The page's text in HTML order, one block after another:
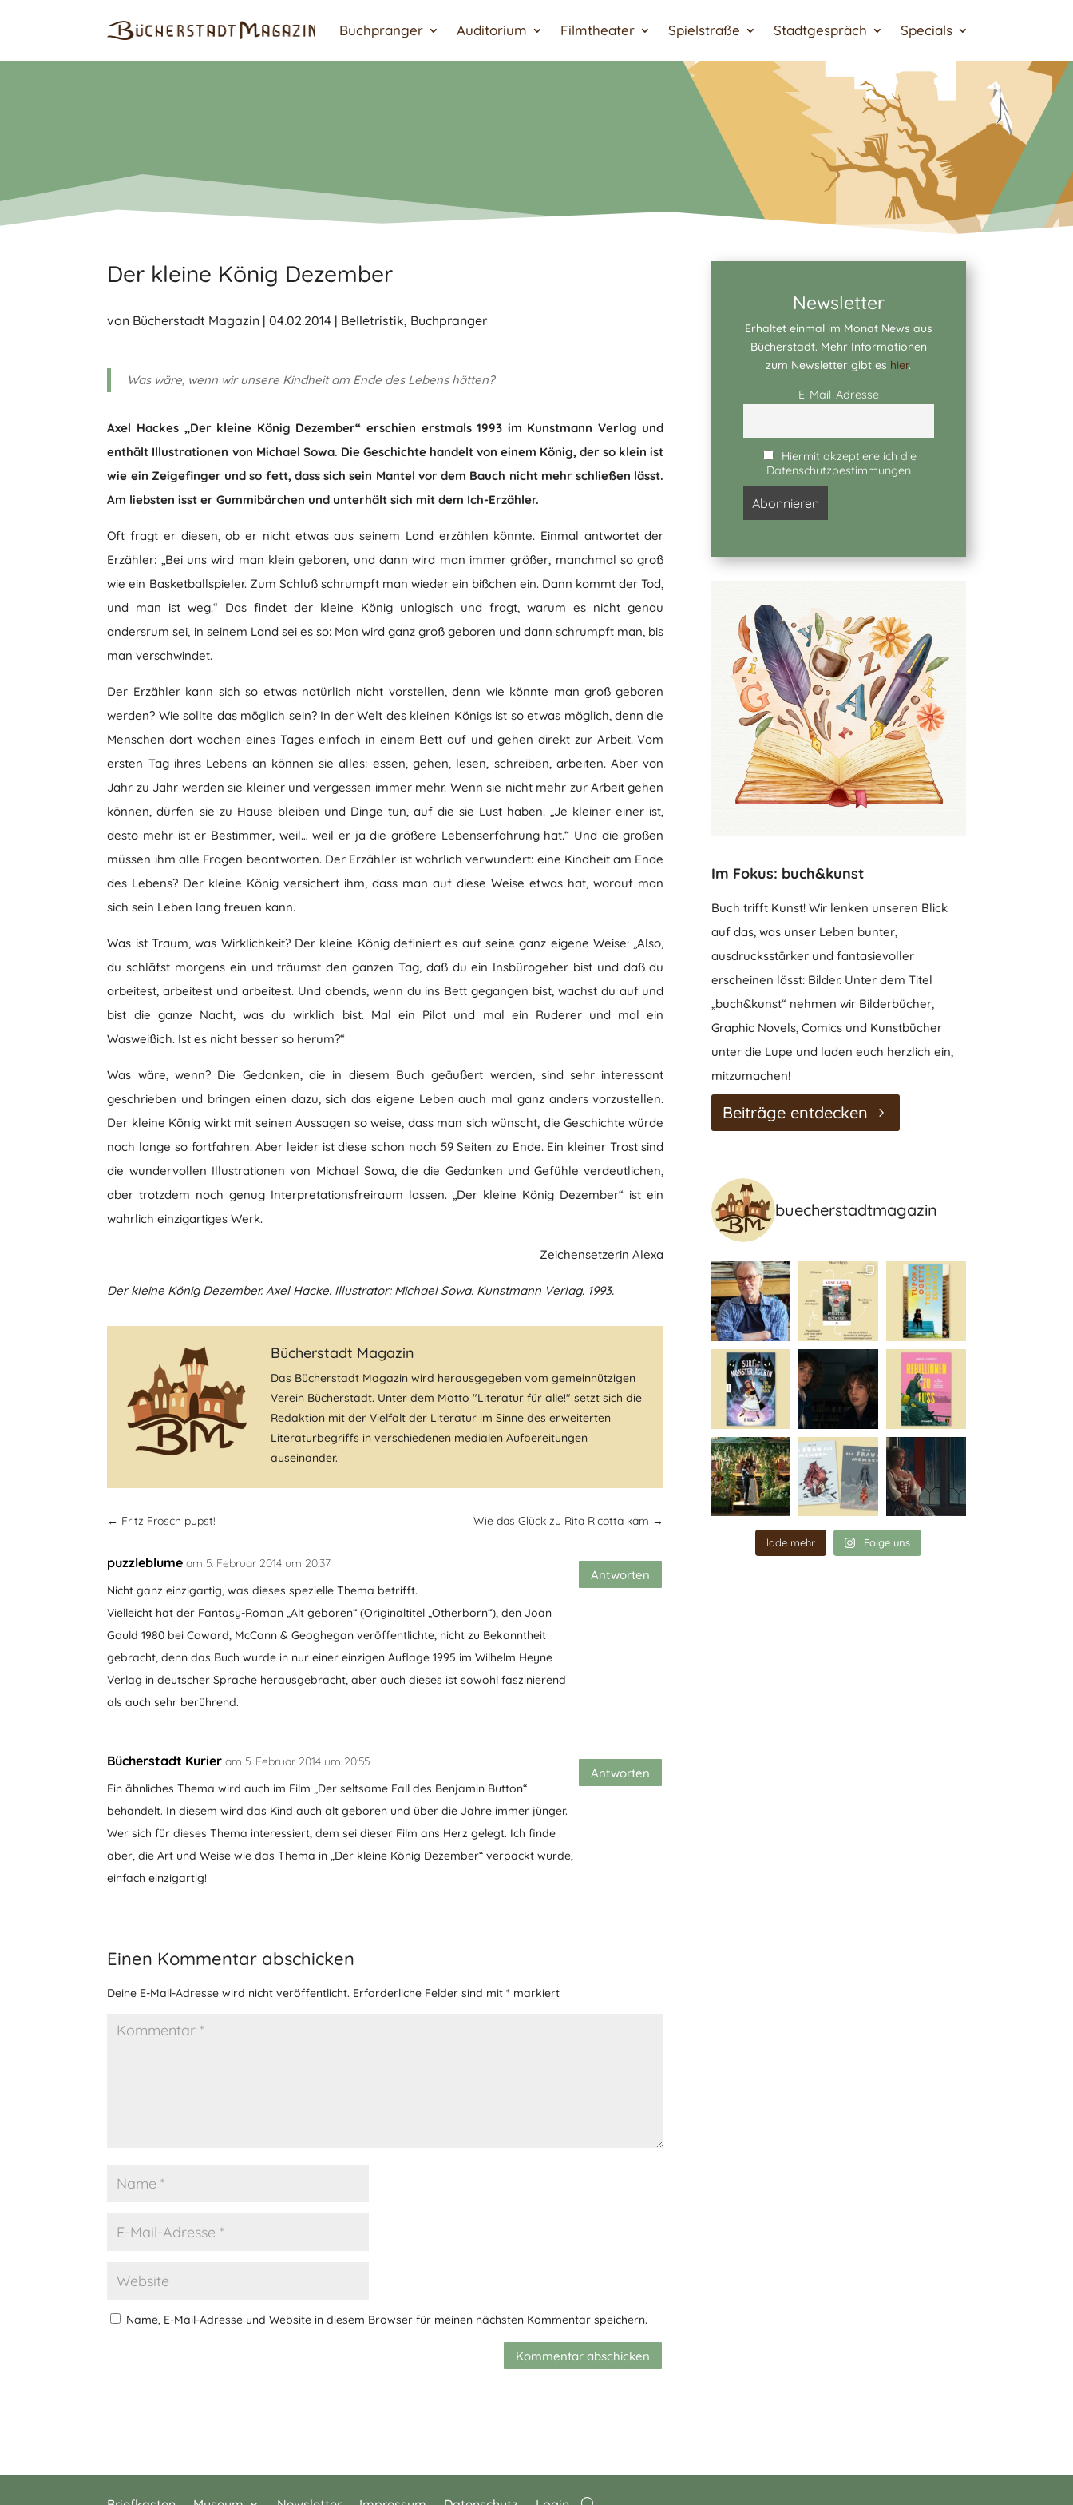
Buchpranger Auditorium Filmtheater Spielstraße Stadtgespräch Specials
Der kleine König Dezember
von Bücherstadt Magazin |04.02.2014 | Belletristik, Buchpranger
Was wäre, wenn wir unsere Kindheit am Ende des Lebens hätten?
Axel Hackes „Der kleine König Dezember“ erschien erstmals 1993 im Kunstmann Verlag und
enthält Illustrationen von Michael Sowa. Die Geschichte handelt von einem König, der so klein ist
wie ein Zeigefinger und so fett, dass sich sein Mantel vor dem Bauch nicht mehr schließen lässt.
Am liebsten isst er Gummibärchen und unterhält sich mit dem Ich-Erzähler.
Oft fragt er diesen, ob er nicht etwas aus seinem Land erzählen könnte. Einmal antwortet der
Erzähler: „Bei uns wird man klein geboren, und dann wird man immer größer, manchmal so groß
wie ein Basketballspieler. Zum Schluß schrumpft man wieder ein bißchen ein. Dann kommt der Tod,
und man ist weg.“ Das findet der kleine König unlogisch und fragt, warum es nicht genau
andersrum sei, in seinem Land sei es so: Man wird ganz groß geboren und dann schrumpft man, bis
man verschwindet.
Der Erzähler kann sich so etwas natürlich nicht vorstellen, denn wie könnte man groß geboren
werden? Wie sollte das möglich sein? In der Welt des kleinen Königs ist so etwas möglich, denn die
Menschen dort wachen eines Tages einfach in einem Bett auf und gehen direkt zur Arbeit. Vom
ersten Tag ihres Lebens an können sie alles: essen, gehen, lesen, schreiben, arbeiten. Aber von
Jahr zu Jahr werden sie kleiner und vergessen immer mehr. Wenn sie nicht mehr zur Arbeit gehen
können, dürfen sie zu Hause bleiben und Dinge tun, auf die sie Lust haben. „Je kleiner einer ist,
desto mehr ist er Bestimmer, weil… weil er ja die größere Lebenserfahrung hat.“ Und die großen
müssen ihm alle Fragen beantworten. Der Erzähler ist wahrlich verwundert: eine Kindheit am Ende
des Lebens? Der kleine König versichert ihm, dass man auf diese Weise etwas hat, worauf man
sich sein Leben lang freuen kann.
Was ist Traum, was Wirklichkeit? Der kleine König definiert es auf seine ganz eigene Weise: „Also,
du schläfst morgens ein und träumst den ganzen Tag, daß du ein Insbürogeher bist und daß du
arbeitest, arbeitest und arbeitest. Und abends, wenn du ins Bett gegangen bist, wachst du auf und
bist die ganze Nacht, was du wirklich bist. Mal ein Pilot und mal ein Ruderer und mal ein
Wasweißich. Ist es nicht besser so herum?“
Was wäre, wenn? Die Gedanken, die in diesem Buch geäußert werden, sind sehr interessant
geschrieben und bringen einen dazu, sich das eigene Leben auch mal ganz anders vorzustellen.
Der kleine König wirkt mit seinen Aussagen so weise, dass man sich wünscht, die Geschichte würde
noch lange so fortfahren. Aber leider ist diese schon nach 59 Seiten zu Ende. Ein kleiner Trost sind
die wundervollen Illustrationen von Michael Sowa, die die Gedanken und Gefühle verdeutlichen,
aber trotzdem noch genug Interpretationsfreiraum lassen. „Der kleine König Dezember“ ist ein
wahrlich einzigartiges Werk.
Zeichensetzerin Alexa
Der kleine König Dezember. Axel Hacke. Illustrator: Michael Sowa. Kunstmann Verlag. 1993.
Bücherstadt Magazin
Das Bücherstadt Magazin wird herausgegeben vom gemeinnützigen
Verein Bücherstadt. Unter dem Motto "Literatur für alle!" setzt sich die
Redaktion mit der Vielfalt der Literatur im Sinne des erweiterten
Literaturbegriffs in verschiedenen medialen Aufbereitungen
auseinander.
← Fritz Frosch pupst! Wie das Glück zu Rita Ricotta kam →
puzzleblume am 5. Februar 2014 um 20:37
Nicht ganz einzigartig, was dieses spezielle Thema betrifft.
Vielleicht hat der Fantasy-Roman „Alt geboren“ (Originaltitel „Otherborn“), den Joan
Gould 1980 bei Coward, McCann & Geoghegan veröffentlichte, nicht zu Bekanntheit
gebracht, denn das Buch wurde in nur einer einzigen Auflage 1995 im Wilhelm Heyne
Verlag in deutscher Sprache herausgebracht, aber auch dieses ist sowohl faszinierend
als auch sehr berührend.
Antworten
Bücherstadt Kurier am 5. Februar 2014 um 20:55
Ein ähnliches Thema wird auch im Film „Der seltsame Fall des Benjamin Button“
behandelt. In diesem wird das Kind auch alt geboren und über die Jahre immer jünger.
Wer sich für dieses Thema interessiert, dem sei dieser Film ans Herz gelegt. Ich finde
aber, die Art und Weise wie das Thema in „Der kleine König Dezember“ verpackt wurde,
einfach einzigartig!
Antworten
Einen Kommentar abschicken
Deine E-Mail-Adresse wird nicht veröffentlicht. Erforderliche Felder sind mit* markiert
Name, E-Mail-Adresse und Website in diesem Browser für meinen nächsten Kommentar speichern.
Kommentar abschicken
Newsletter
Erhaltet einmal im Monat News aus
Bücherstadt. Mehr Informationen
zum Newsletter gibt es hier.
E-Mail-Adresse
Hiermit akzeptiere ich die
Datenschutzbestimmungen
Im Fokus: buch&kunst
Buch trifft Kunst! Wir lenken unseren Blick
auf das, was unser Leben bunter,
ausdrucksstärker und fantasievoller
erscheinen lässt: Bilder. Unter dem Titel
„buch&kunst“ nehmen wir Bilderbücher,
Graphic Novels, Comics und Kunstbücher
unter die Lupe und laden euch herzlich ein,
mitzumachen!
Beiträge entdecken
buecherstadtmagazin
lade mehr Folge uns